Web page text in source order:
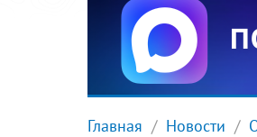
Главная Новости